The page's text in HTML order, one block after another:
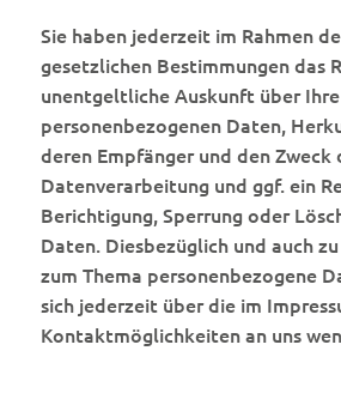
Sie haben jederzeit im Rahmen
gesetzlichen Bestimmungen das
unentgeltliche Auskunft über
personenbezogenen Daten,
deren Empfänger und den Zweck
Datenverarbeitung und ggf. ein
Berichtigung, Sperrung oder
Daten. Diesbezüglich und auch
zum Thema personenbezogene
sich jederzeit über die im
Kontaktmöglichkeiten an uns